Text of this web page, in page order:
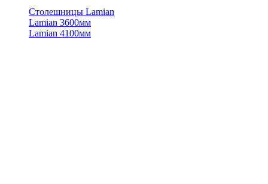
Столешницы Lamian
Lamian 3600мм
Lamian 4100мм